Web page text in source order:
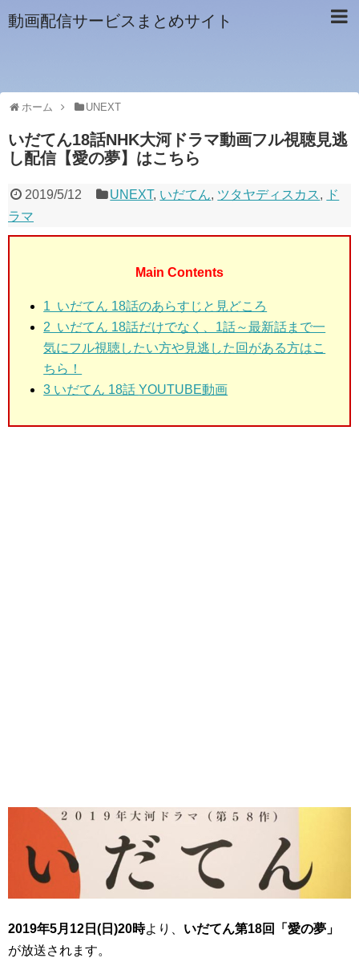
動画配信サービスまとめサイト
ホーム UNEXT
いだてん18話NHK大河ドラマ動画フル視聴見逃
し配信【愛の夢】はこちら
2019/5/12 UNEXT, いだてん, ツタヤディスカス, ド
ラマ
Main Contents
1 いだてん 18話のあらすじと見どころ
2 いだてん 18話だけでなく、1話～最新話まで一
気にフル視聴したい方や見逃した回がある方はこ
ちら！
3 いだてん 18話YOUTUBE動画
2019年5月12日(日)20時より、 いだてん第18回「愛の夢」
が放送されます。